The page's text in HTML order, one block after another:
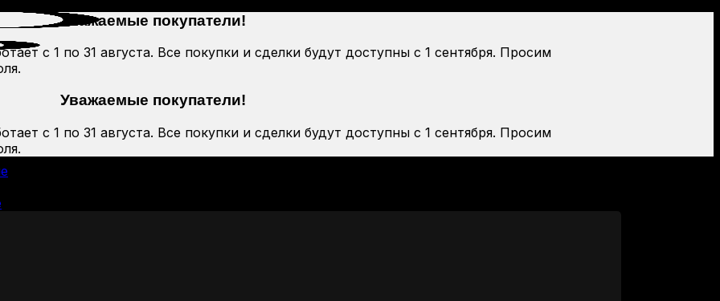
Уважаемые покупатели!
с 1 по 31 августа. Все покупки и сделки будут доступны с 1 сентября. Просим
Уважаемые покупатели!
с 1 по 31 августа. Все покупки и сделки будут доступны с 1 сентября. Просим